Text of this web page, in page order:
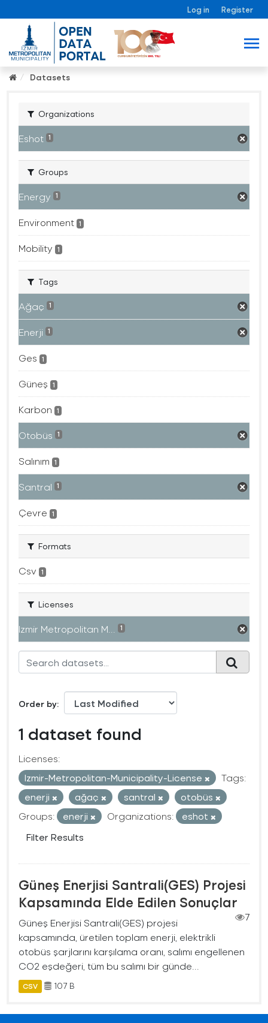
Log in Register
Datasets
Organizations
Eshot 1
Groups
Energy 1
Environment 1
Mobility 1
Tags
Ağaç 1
Enerji 1
Ges 1
Güneş 1
Karbon 1
Otobüs 1
Salınım 1
Santral 1
Çevre 1
Formats
Csv 1
Licenses
Izmir Metropolitan M... 1
Order by
1 dataset found
Licenses:
Izmir-Metropolitan-Municipality-License
Tags:
enerji
ağaç santral
otobüs
Groups:
enerji Organizations:
eshot
Filter Results
Güneş Enerjisi Santrali(GES) Projesi
Kapsamında Elde Edilen Sonuçlar
7
Güneş Enerjisi Santrali(GES) projesi
kapsamında, üretilen toplam enerji, elektrikli
otobüs şarjlarını karşılama oranı, salımı engellenen
CO2 eşdeğeri, tüm bu salımı bir günde...
CSV 107 B